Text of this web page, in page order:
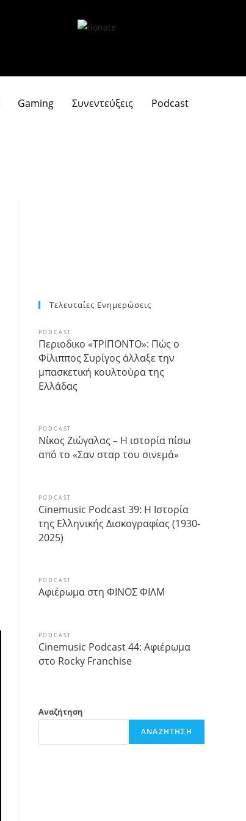
Gaming Συνεντεύξεις
Podcast
Τελευταίες Ενημερώσεις
PODCAST
Περιοδικο «ΤΡΙΠΟΝΤΟ»: Πώς ο
Φίλιππος Συρίγος άλλαξε την
μπασκετική κουλτούρα της
Ελλάδας
PODCAST
Νίκος Ζιώγαλας – Η ιστορία πίσω
από το «Σαν σταρ του σινεμά»
PODCAST
Cinemusic Podcast 39: Η Ιστορία
της Ελληνικής Δισκογραφίας (1930-
2025)
PODCAST
Αφιέρωμα στη ΦΙΝΟΣ ΦΙΛΜ
PODCAST
Cinemusic Podcast 44: Αφιέρωμα
στο Rocky Franchise
Αναζήτηση
ΑΝΑΖΉΤΗΣΗ